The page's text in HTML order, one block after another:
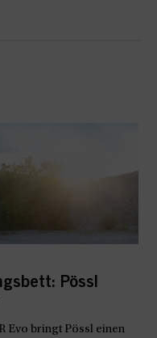
Pössl
Evo bringt Pössl einen